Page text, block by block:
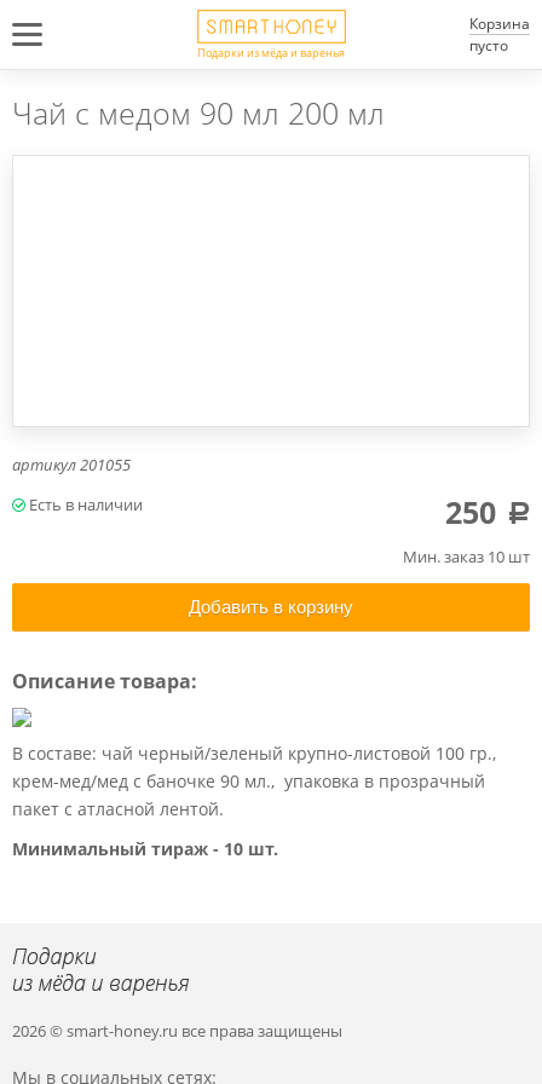
Подарки из мёда и варенья
Корзина
пусто
Чай с медом 90 мл 200 мл
артикул201055
Мин. заказ 10 шт
250 a
Добавить в корзину
Описание товара:
В составе: чай черный/зеленый крупно-листовой 100 гр.,
крем-мед/мед с баночке 90 мл., упаковка в прозрачный
пакет с атласной лентой.
Минимальный тираж - 10 шт.
2026 © smart-honey.ru все права защищены
Мы в социальных сетях: